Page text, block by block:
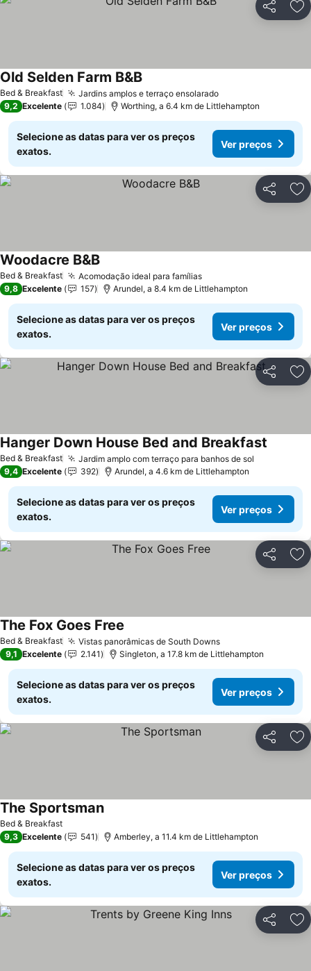
Partilhar
Bed & Breakfast Jardins amplos e terraço ensolaradoVer preços
Old Selden Farm B&BVer preços
9,2 Excelente 1.084 Worthing, a 6.4 km de Littlehampton
Selecione as datas para ver os preços
exatos.
Ver preços
Partilhar
Bed & Breakfast Acomodação ideal para famíliasVer preços
Woodacre B&BVer preços
9,8 Excelente 157 Arundel, a 8.4 km de Littlehampton
Selecione as datas para ver os preços
exatos.
Ver preços
Partilhar
Bed & Breakfast Jardim amplo com terraço para banhos de sol
Hanger Down House Bed and Breakfast
9,4 Excelente 392 Arundel, a 4.6 km de Littlehampton
Selecione as datas para ver os preços
exatos.
Ver preços
Partilhar
Bed & Breakfast Vistas panorâmicas de South DownsVer preços
The Fox Goes Free
9,1 Excelente 2.141 Singleton, a 17.8 km de Littlehampton
Selecione as datas para ver os preços
exatos.
Ver preços
Partilhar
Bed & Breakfast
The SportsmanVer preços
9,3 Excelente 541 Amberley, a 11.4 km de Littlehampton
Selecione as datas para ver os preços
exatos.
Ver preços
Partilhar